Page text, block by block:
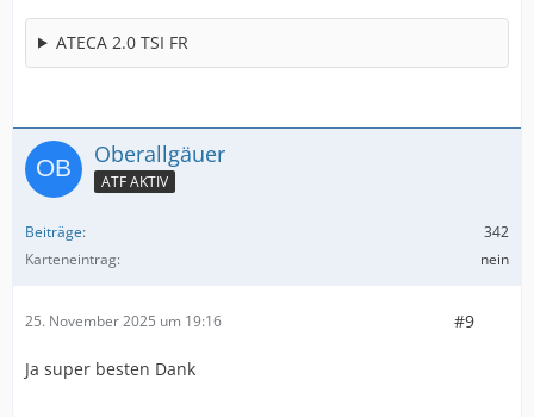
ATECA 2.0 TSI FR
Oberallgäuer
ATF AKTIV
Beiträge
342
Karteneintrag
nein
25. November 2025 um 19:16 #9
Ja super besten Dank